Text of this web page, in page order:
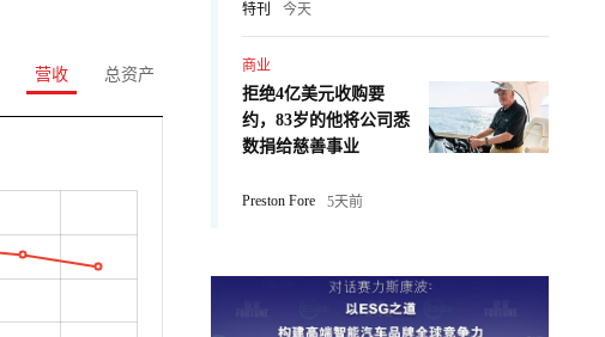
营收 总资产
特刊 今天
商业
拒绝4亿美元收购要
约，83岁的他将公司悉
数捐给慈善事业
Preston Fore 5天前